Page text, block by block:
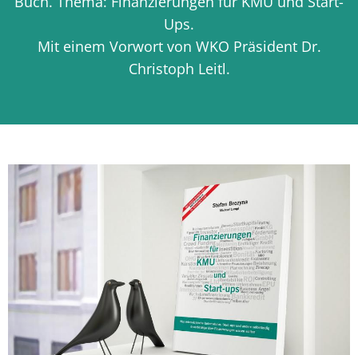
Ups.
Mit einem Vorwort von WKO Präsident Dr.
Christoph Leitl.